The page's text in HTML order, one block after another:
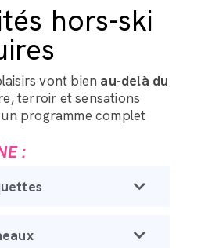
hors-ski
vont bien au-delà du
terroir et sensations
programme complet
: